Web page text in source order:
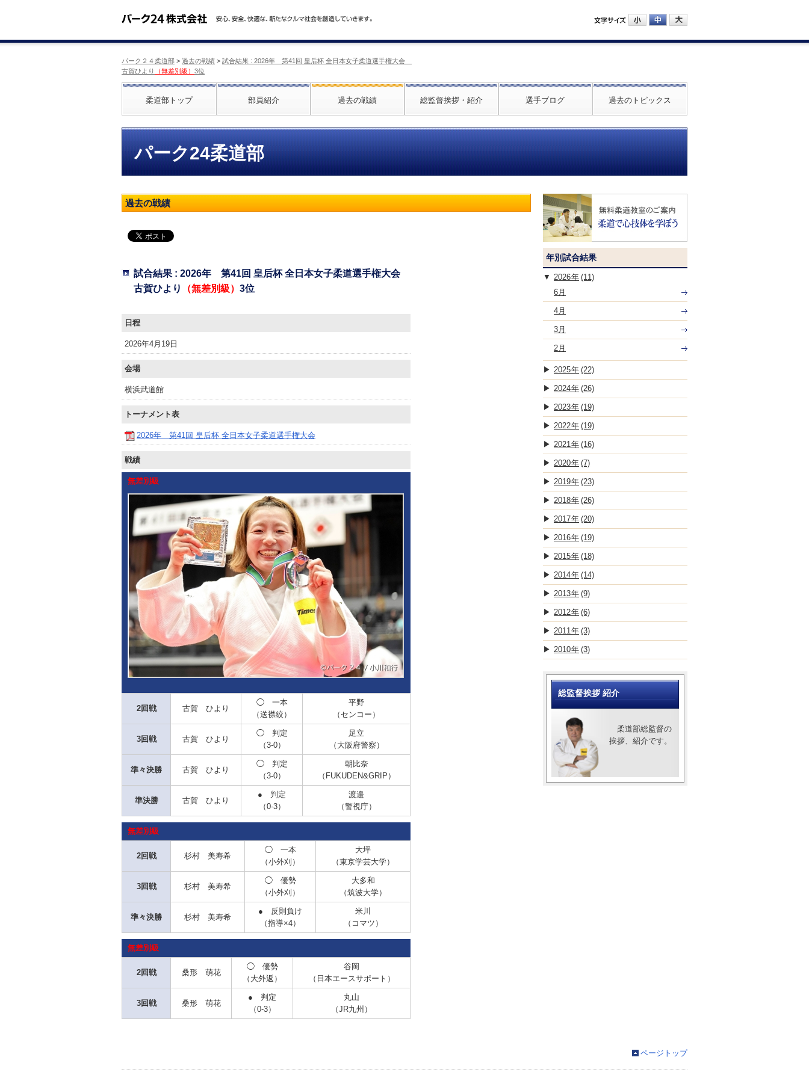
パーク２４柔道部 > 過去の戦績 > 試合結果 : 2026年 第41回 皇后杯 全日本女子柔道選手権大会
古賀ひより
（無差別級） 3位
柔道部トップ 部員紹介 過去の戦績 総監督挨拶・紹介 選手ブログ 過去のトピックス
パーク24柔道部
過去の戦績
試合結果 : 2026年 第41回 皇后杯 全日本女子柔道選手権大会
古賀ひより
（無差別級） 3位
日程
2026年4月19日
会場
横浜武道館
トーナメント表
2026年 第41回 皇后杯 全日本女子柔道選手権大会
戦績
無差別級
2回戦 古賀 ひより
◯ 一本
（送襟絞）
平野
（センコー）
3回戦 古賀 ひより
◯ 判定
（3-0）
足立
（大阪府警察）
準々決勝 古賀 ひより
◯ 判定
（3-0）
朝比奈
（FUKUDEN&GRIP）
準決勝 古賀 ひより
● 判定
（0-3）
渡邉
（警視庁）
無差別級
2回戦 杉村 美寿希
◯ 一本
（小外刈）
大坪
（東京学芸大学）
3回戦 杉村 美寿希
◯ 優勢
（小外刈）
大多和
（筑波大学）
準々決勝 杉村 美寿希
● 反則負け
（指導×4）
米川
（コマツ）
無差別級
2回戦 桑形 萌花
◯ 優勢
（大外返）
谷岡
（日本エースサポート）
3回戦 桑形 萌花
● 判定
（0-3）
丸山
（JR九州）
年別試合結果
2026
(11)
6月
4月
3月
2月
2025 (22)
2024 (26)
2023 (19)
2022 (19)
2021 (16)
2020 (7)
2019 (23)
2018 (26)
2017 (20)
2016 (19)
2015 (18)
2014 (14)
2013 (9)
2012 (6)
2011 (3)
2010 (3)
総監督挨拶 紹介
柔道部総監督の
挨拶、紹介です。
ページトップ